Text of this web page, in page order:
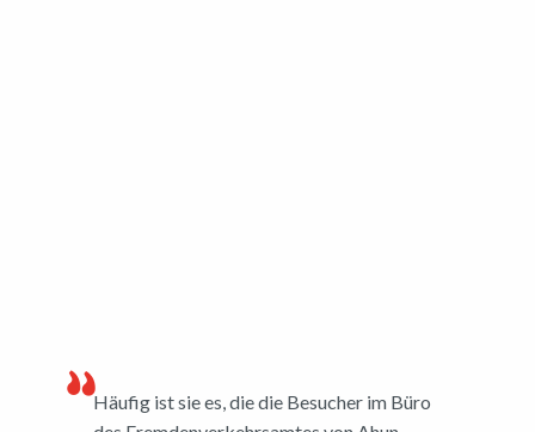
Häufig ist sie es, die die Besucher im Büro